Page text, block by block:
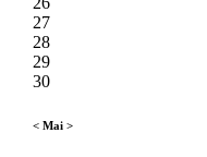
27
28
29
30
< Mai >